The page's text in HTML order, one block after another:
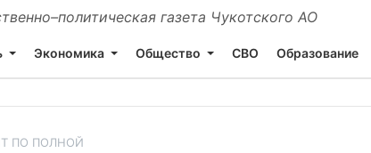
газета Чукотского АО
Экономика Общество СВО Образование
ПО ПОЛНОЙ